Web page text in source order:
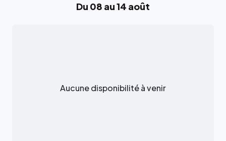
Du 08 au 14 août
Aucune disponibilité à venir